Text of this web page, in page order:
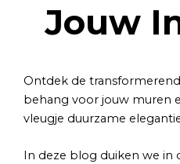
Jouw
Ontdek de
behang voor jouw muren
vleugje duurzame
In deze blog duiken we in